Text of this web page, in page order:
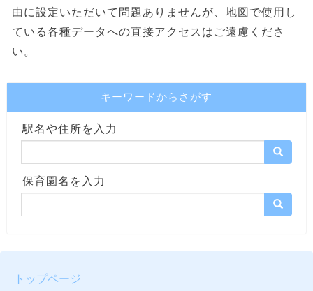
由に設定いただいて問題ありませんが、地図で使用し
ている各種データへの直接アクセスはご遠慮くださ
い。
キーワードからさがす
駅名や住所を入力
保育園名を入力
トップページ